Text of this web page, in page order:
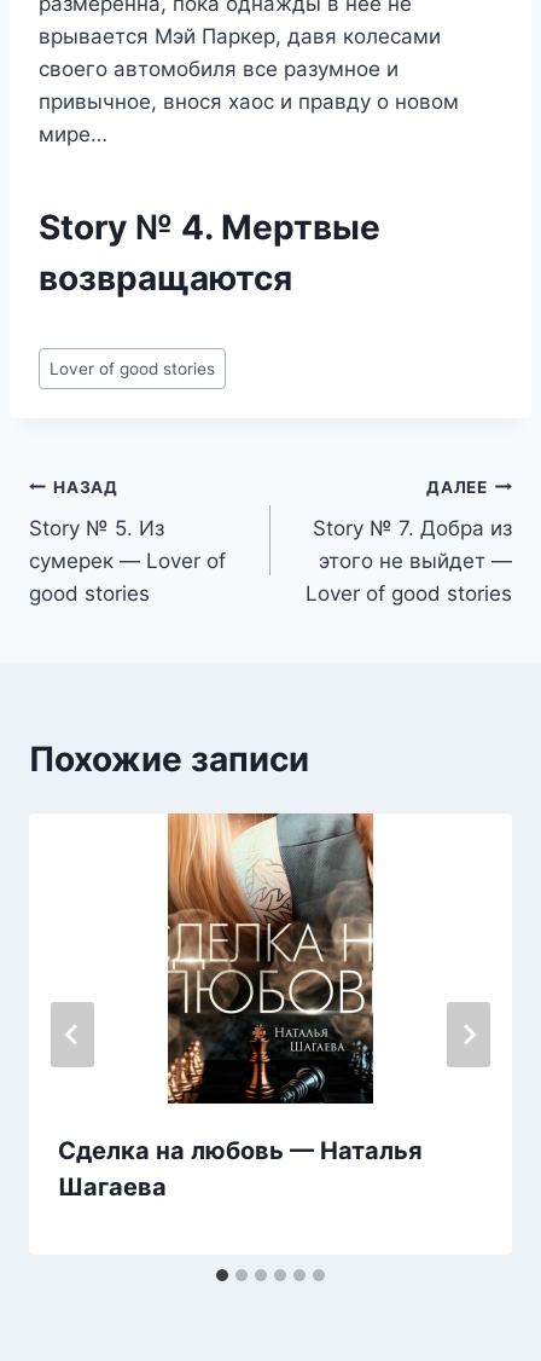
врывается Мэй Паркер, давя колесами
своего автомобиля все разумное и
привычное, внося хаос и правду о новом
мире…
Story № 4. Мертвые
возвращаются
Метки
записи:
Lover of good stories
Навигация
по
записям
НАЗАД
Story № 5. Из
сумерек — Lover of
good stories
ДАЛЕЕ
Story № 7. Добра из
этого не выйдет —
Lover of good stories
Похожие записи
Сделка на любовь — Наталья
Шагаева